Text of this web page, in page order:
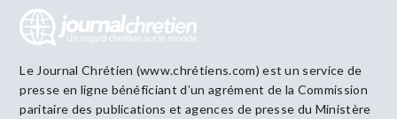
Le Journal Chrétien (www.chrétiens.com) est un service de
presse en ligne bénéficiant d’un agrément de la Commission
paritaire des publications et agences de presse du Ministère